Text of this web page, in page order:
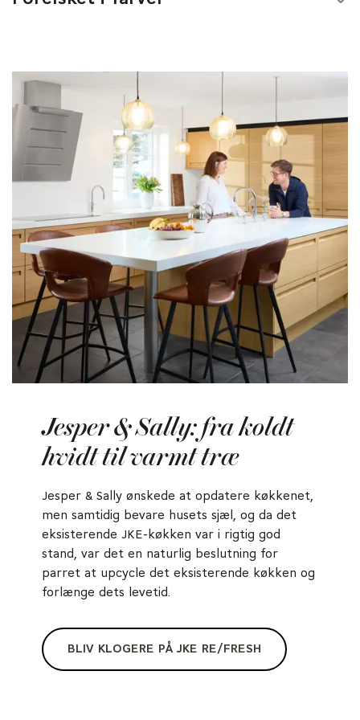
Jesper & Sally: fra koldt
hvidt til varmt træ
Jesper & Sally ønskede at opdatere køkkenet,
men samtidig bevare husets sjæl, og da det
eksisterende JKE-køkken var i rigtig god
stand, var det en naturlig beslutning for
parret at upcycle det eksisterende køkken og
forlænge dets levetid.
BLIV KLOGERE PÅ JKE RE/FRESH